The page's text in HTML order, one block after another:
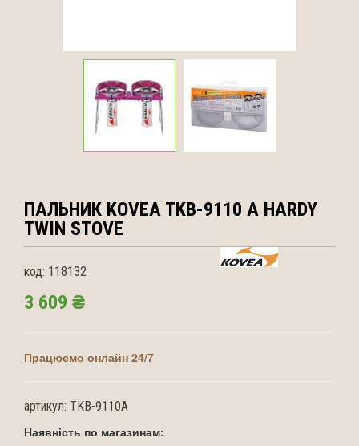
ПАЛЬНИК KOVEA TKB-9110 A HARDY
TWIN STOVE
код: 118132
3 609 ₴
Працюємо онлайн 24/7
артикул: TKB-9110A
Наявність по магазинам: